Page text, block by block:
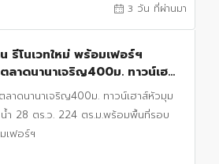
3 วัน ที่ผ่านมา
รีโนเวทใหม่ พร้อมเฟอร์ฯ
ลาดนานาเจริญ400ม. ทาวน์เฮา
น คูคต 3 น้ำ 28 ตร.ว. 224
าดนานาเจริญ400ม. ทาวน์เฮาส์หัวมุม
28 ตร.ว. 224 ตร.ม.พร้อมพื้นที่รอบ
เฟอร์ฯ